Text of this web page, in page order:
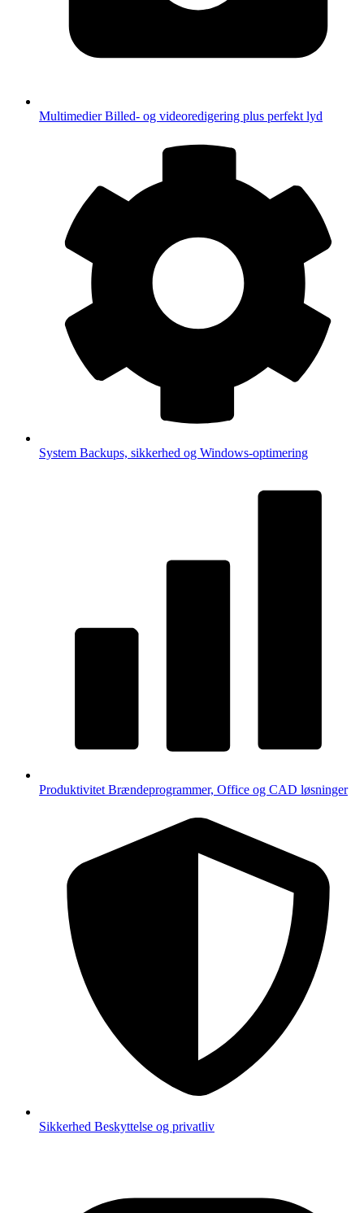
MultimedierBilled- og videoredigering plus perfekt lyd
System Backups, sikkerhed og Windows-optimering
Produktivitet Brændeprogrammer, Office og CAD løsninger
Sikkerhed Beskyttelse og privatliv